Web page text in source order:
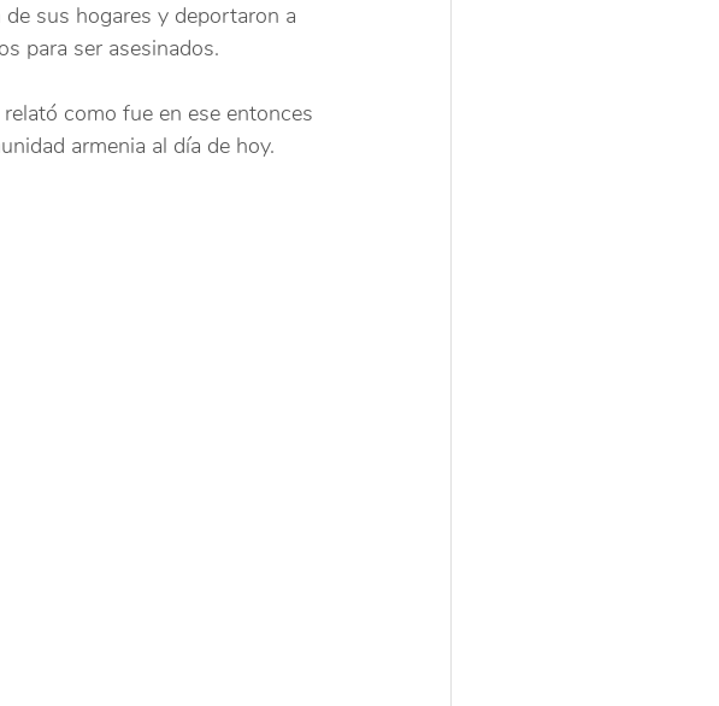
sus hogares y deportaron a
para ser asesinados.
como fue en ese entonces
armenia al día de hoy.